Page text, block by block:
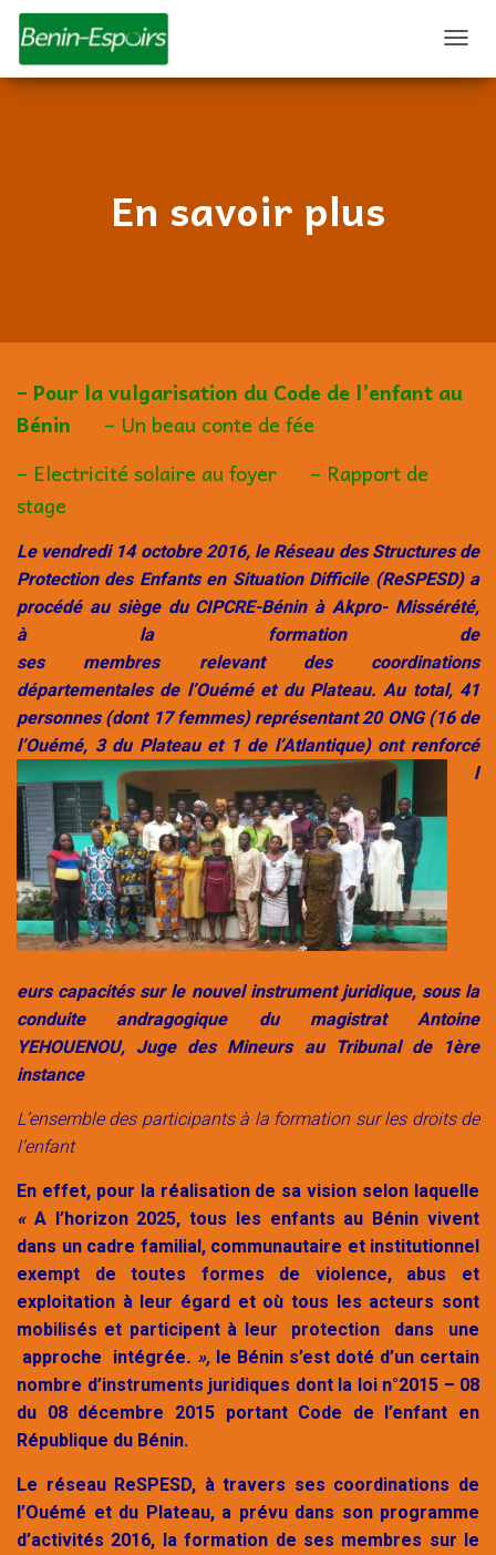
É
I
En savoir plus
– Pour la vulgarisation du Code de l’enfant au
Bénin
– Un beau conte de fée
– Electricité solaire au foyer
– Rapport de
stage
Le vendredi 14 octobre 2016, le Réseau des Structures de
Protection des Enfants en Situation Difficile (ReSPESD) a
procédé au siège du CIPCRE-Bénin à Akpro- Missérété,
à la formation de
ses membres relevant des coordinations
départementales de l’Ouémé et du Plateau. Au total, 41
personnes (dont 17 femmes) représentant 20 ONG (16 de
l’Ouémé, 3 du Plateau et 1 de l’Atlantique) ont renforcé
l
eurs capacités sur le nouvel instrument juridique, sous la
conduite andragogique du magistrat Antoine
YEHOUENOU, Juge des Mineurs au Tribunal de 1ère
instance
L’ensemble des participants à la formation sur les droits de
l’enfant
En effet, pour la réalisation de sa vision selon laquelle
« A l’horizon 2025, tous les enfants au Bénin vivent
dans un cadre familial, communautaire et institutionnel
exempt de toutes formes de violence, abus et
exploitation à leur égard et où tous les acteurs sont
mobilisés et participent à leur protection dans une
approche intégrée. », le Bénin s’est doté d’un certain
nombre d’instruments juridiques dont la loi n°2015 – 08
du 08 décembre 2015 portant Code de l’enfant en
République du Bénin.
Le réseau ReSPESD, à travers ses coordinations de
l’Ouémé et du Plateau, a prévu dans son programme
d’activités 2016, la formation de ses membres sur le